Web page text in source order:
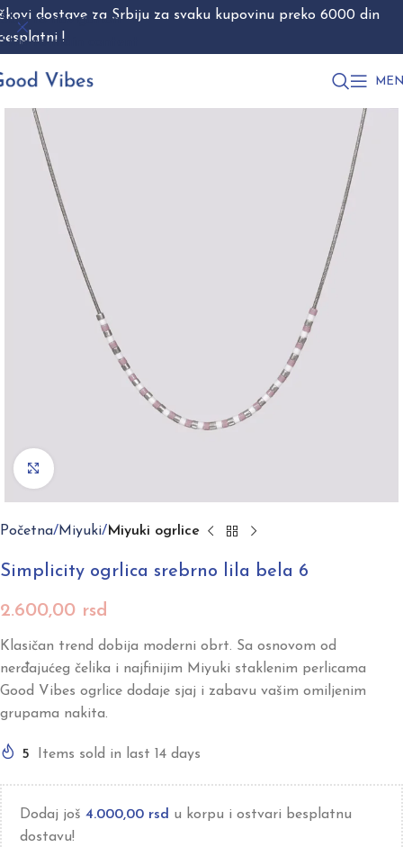
Skip to navigation
Skip to main content
Početna Miyuki Miyuki ogrlice
Simplicity ogrlica srebrno lila bela 6
2.600,00 rsd
Klasičan trend dobija moderni obrt. Sa osnovom od
nerđajućeg čelika i najfinijim Miyuki staklenim perlicama
Good Vibes ogrlice dodaje sjaj i zabavu vašim omiljenim
grupama nakita.
5 Items sold in last 14 days
Dodaj još 4.000,00 rsd u korpu i ostvari besplatnu
dostavu!
dostave za Srbiju za svaku kupovinu preko 6000 din
!